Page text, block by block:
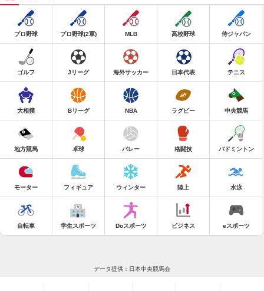
プロ野球 プロ野球(2軍) MLB 高校野球 侍ジャパン
ゴルフ Jリーグ 海外サッカー 日本代表 テニス
大相撲 Bリーグ NBA ラグビー 中央競馬
地方競馬 卓球 バレー 格闘技 バドミントン
モーター フィギュア ウィンター 陸上 水泳
自転車 学生スポーツ Doスポーツ ビジネス eスポーツ
データ提供：日本中央競馬会